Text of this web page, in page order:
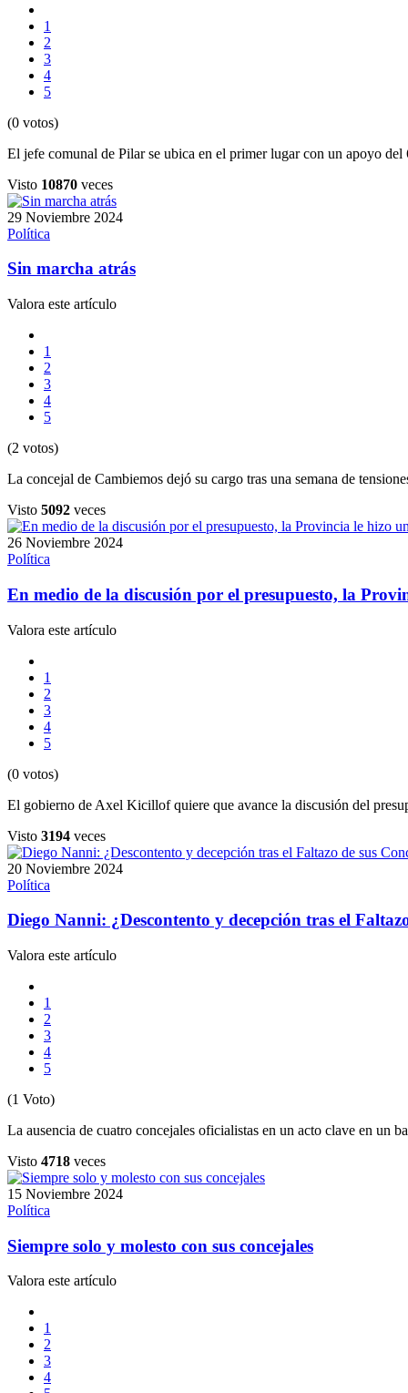
1
2
3
4
5
(0 votos)
El jefe comunal de Pilar se ubica en el primer lugar con un apoyo
Visto 10870 veces
29 Noviembre 2024
Política
Sin marcha atrás
Valora este artículo
1
2
3
4
5
(2 votos)
La concejal de Cambiemos dejó su cargo tras una semana de
Visto 5092 veces
26 Noviembre 2024
Política
En medio de la discusión por el presupuesto, la
Valora este artículo
1
2
3
4
5
(0 votos)
El gobierno de Axel Kicillof quiere que avance la discusión del
Visto 3194 veces
20 Noviembre 2024
Política
Diego Nanni: ¿Descontento y decepción tras el
Valora este artículo
1
2
3
4
5
(1 Voto)
La ausencia de cuatro concejales oficialistas en un acto clave en un
Visto 4718 veces
15 Noviembre 2024
Política
Siempre solo y molesto con sus concejales
Valora este artículo
1
2
3
4